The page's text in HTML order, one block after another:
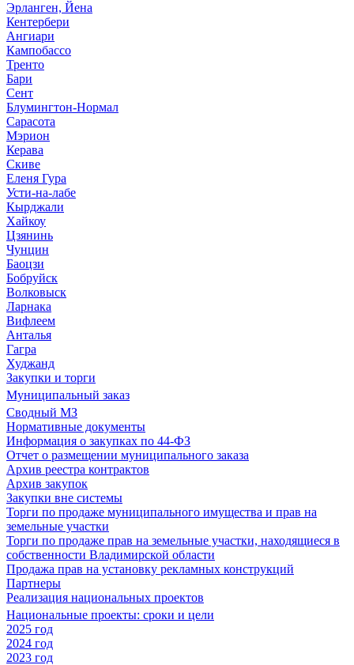
Эрланген, Йена
Кентербери
Ангиари
Кампобассо
Тренто
Бари
Сент
Блумингтон-Нормал
Сарасота
Мэрион
Керава
Скиве
Еленя Гура
Усти-на-лабе
Кырджали
Хайкоу
Цзянинь
Чунцин
Баоцзи
Бобруйск
Волковыск
Ларнака
Вифлеем
Анталья
Гагра
Худжанд
Закупки и торги
Муниципальный заказ
Сводный МЗ
Нормативные документы
Информация о закупках по 44-ФЗ
Отчет о размещении муниципального заказа
Архив реестра контрактов
Архив закупок
Закупки вне системы
Торги по продаже муниципального имущества и прав на
земельные участки
Торги по продаже прав на земельные участки, находящиеся в
собственности Владимирской области
Продажа прав на установку рекламных конструкций
Партнеры
Реализация национальных проектов
Национальные проекты: сроки и цели
2025 год
2024 год
2023 год